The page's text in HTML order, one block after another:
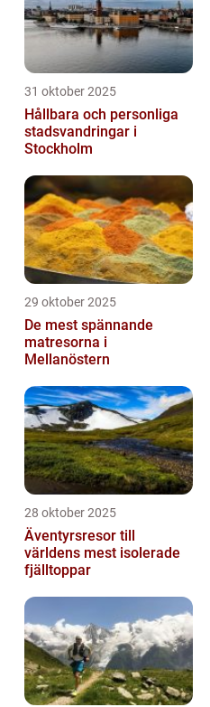
31 oktober 2025
Hållbara och personliga
stadsvandringar i
Stockholm
29 oktober 2025
De mest spännande
matresorna i
Mellanöstern
28 oktober 2025
Äventyrsresor till
världens mest isolerade
fjälltoppar